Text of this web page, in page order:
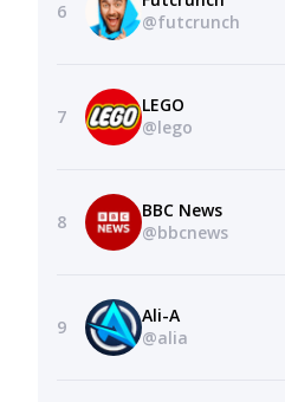
6
@futcrunch
7
LEGO
@lego
8
BBC News
@bbcnews
9
Ali-A
@alia